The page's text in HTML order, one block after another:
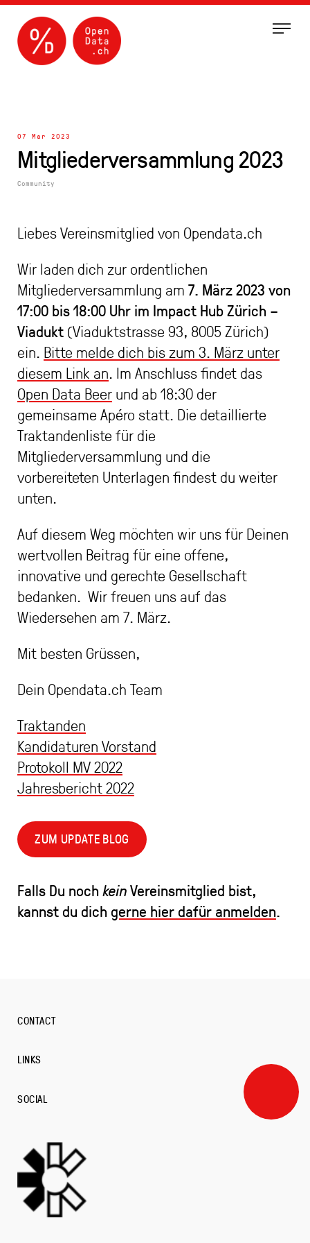
Menu
07 Mar 2023
Mitgliederversammlung 2023
Community
Liebes Vereinsmitglied von Opendata.ch
Wir laden dich zur ordentlichen
Mitgliederversammlung am 7. März 2023 von
17:00 bis 18:00 Uhr im Impact Hub Zürich –
Viadukt (Viaduktstrasse 93, 8005 Zürich)
ein. Bitte melde dich bis zum 3. März unter
diesem Link an. Im Anschluss findet das
Open Data Beer und ab 18:30 der
gemeinsame Apéro statt. Die detaillierte
Traktandenliste für die
Mitgliederversammlung und die
vorbereiteten Unterlagen findest du weiter
unten.
Auf diesem Weg möchten wir uns für Deinen
wertvollen Beitrag für eine offene,
innovative und gerechte Gesellschaft
bedanken. Wir freuen uns auf das
Wiedersehen am 7. März.
Mit besten Grüssen,
Dein Opendata.ch Team
Traktanden
Kandidaturen Vorstand
Protokoll MV 2022
Jahresbericht 2022
ZUM UPDATE BLOG
Falls Du nochkeinVereinsmitglied bist,
kannst du dich gerne hier dafür anmelden.
CONTACT
LINKS
SOCIAL